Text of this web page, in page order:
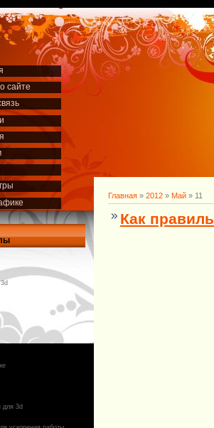
сайте
для 3d
Главная » 2012 » Май » 11
Как